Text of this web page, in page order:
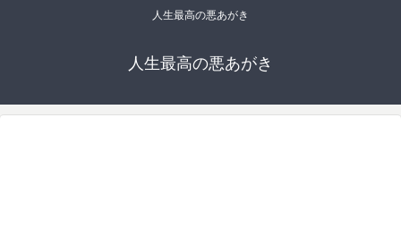
人生最高の悪あがき
人生最高の悪あがき